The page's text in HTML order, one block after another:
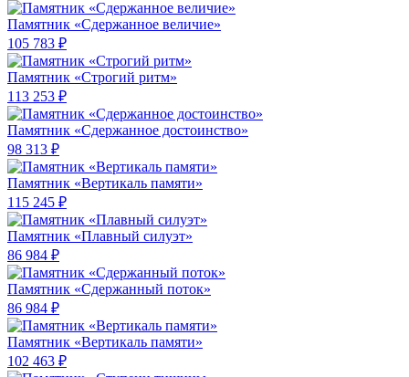
Памятник «Сдержанное величие»
105 783 ₽
Памятник «Строгий ритм»
113 253 ₽
Памятник «Сдержанное достоинство»
98 313 ₽
Памятник «Вертикаль памяти»
115 245 ₽
Памятник «Плавный силуэт»
86 984 ₽
Памятник «Сдержанный поток»
86 984 ₽
Памятник «Вертикаль памяти»
102 463 ₽